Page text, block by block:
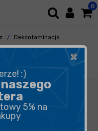
0
Dekontaminacja
×
:)
5% na